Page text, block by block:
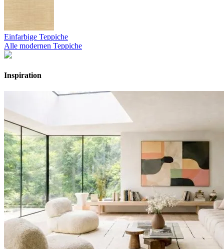
Einfarbige Teppiche
Alle modernen Teppiche
Inspiration